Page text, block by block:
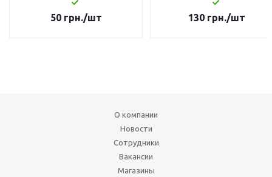
50грн./шт 130 грн./шт
О компании
Новости
Сотрудники
Вакансии
Магазины